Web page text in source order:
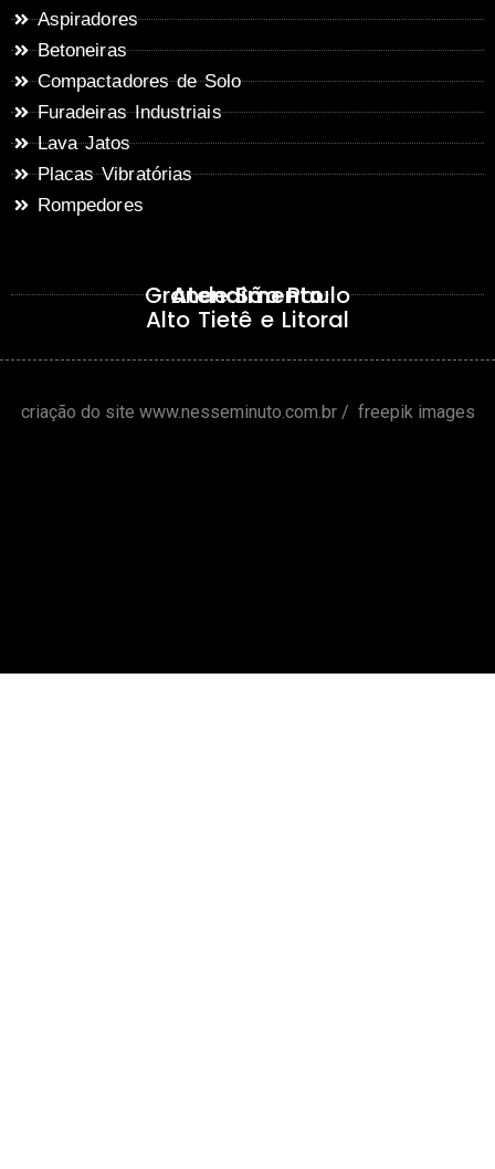
Aspiradores
Betoneiras
Compactadores de Solo
Furadeiras Industriais
Lava Jatos
Placas Vibratórias
Rompedores
Atendimento
Grande São Paulo
Alto Tietê e Litoral
criação do site www.nesseminuto.com.br/ freepik images